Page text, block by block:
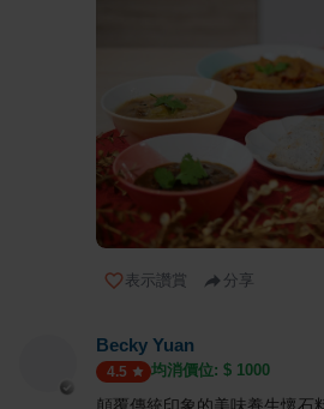
表示讚賞 分享
Becky Yuan
4.5 均消價位: $ 1000
顛覆傳統印象的美味養生懷石